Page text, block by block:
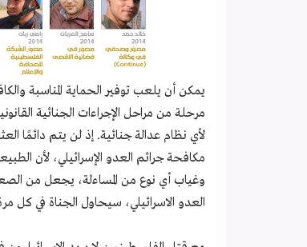
يمكن أن يلعب توفير الحماية المناسبة
مرحلة من مراحل الإجراءات الجنائية
لأي نظام عدالة جنائية. إذ لن يتم دائمًا
مكافحة جرائم العدو الإسرائيلي، لأن
وغياب أي نوع من المساءلة، يجعل من
العدو الاسرائيلي، سيحاول الجناة في كل